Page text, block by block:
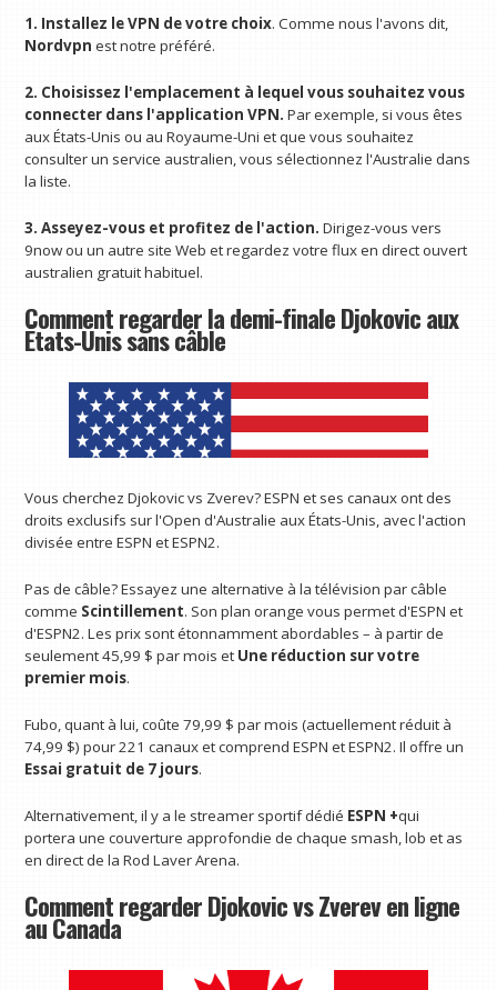
1. Installez le VPN de votre choix. Comme nous l'avons dit,
Nordvpn est notre préféré.
2. Choisissez l'emplacement à lequel vous souhaitez vous
connecter dans l'application VPN.Par exemple, si vous êtes
aux États-Unis ou au Royaume-Uni et que vous souhaitez
consulter un service australien, vous sélectionnez l'Australie dans
la liste.
3. Asseyez-vous et profitez de l'action.Dirigez-vous vers
9now ou un autre site Web et regardez votre flux en direct ouvert
australien gratuit habituel.
Comment regarder la demi-finale Djokovic aux
États-Unis sans câble
Vous cherchez Djokovic vs Zverev? ESPN et ses canaux ont des
droits exclusifs sur l'Open d'Australie aux États-Unis, avec l'action
divisée entre ESPN et ESPN2.
Pas de câble? Essayez une alternative à la télévision par câble
comme Scintillement. Son plan orange vous permet d'ESPN et
d'ESPN2. Les prix sont étonnamment abordables – à partir de
seulement 45,99 $ par mois et Une réduction sur votre
premier mois.
Fubo, quant à lui, coûte 79,99 $ par mois (actuellement réduit à
74,99 $) pour 221 canaux et comprend ESPN et ESPN2. Il offre un
Essai gratuit de 7 jours.
Alternativement, il y a le streamer sportif dédié ESPN +qui
portera une couverture approfondie de chaque smash, lob et as
en direct de la Rod Laver Arena.
Comment regarder Djokovic vs Zverev en ligne
au Canada